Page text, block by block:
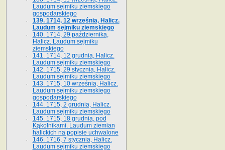
Laudum sejmiku ziemskiego
gospodarskiego
139. 1714, 12 września, Halicz.
Laudum sejmiku ziemskiego
140. 1714, 29 października,
Halicz. Laudum sejmiku
ziemskiego
141. 1714, 12 grudnia, Halicz.
Laudum sejmiku ziemskiego
142. 1715, 29 stycznia, Halicz.
Laudum sejmiku ziemskiego
143. 1715, 10 września, Halicz.
Laudum sejmiku ziemskiego
gospodarskiego
144. 1715, 2 grudnia, Halicz.
Laudum sejmiku ziemskiego
145. 1715, 18 grudnia, pod
Kąkolnikami. Laudum ziemian
halickich na popisie uchwalone
146. 1716, 7 stycznia, Halicz.
Laudum sejmiku ziemskiego